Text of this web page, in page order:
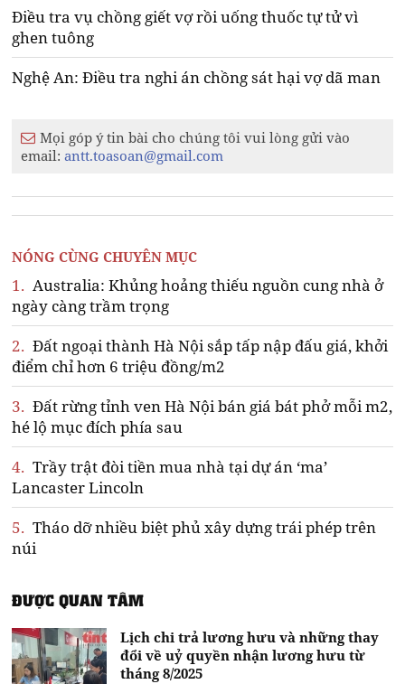
Điều tra vụ chồng giết vợ rồi uống thuốc tự tử vì
ghen tuông
Nghệ An: Điều tra nghi án chồng sát hại vợ dã man
Mọi góp ý tin bài cho chúng tôi vui lòng gửi vào
email:antt.toasoan@gmail.com
NÓNG CÙNG CHUYÊN MỤC
1. Australia: Khủng hoảng thiếu nguồn cung nhà ở
ngày càng trầm trọng
2. Đất ngoại thành Hà Nội sắp tấp nập đấu giá, khởi
điểm chỉ hơn 6 triệu đồng/m2
3. Đất rừng tỉnh ven Hà Nội bán giá bát phở mỗi m2,
hé lộ mục đích phía sau
4. Trầy trật đòi tiền mua nhà tại dự án ‘ma’
Lancaster Lincoln
5. Tháo dỡ nhiều biệt phủ xây dựng trái phép trên
núi
ĐƯỢC QUAN TÂM
Lịch chi trả lương hưu và những thay
đổi về uỷ quyền nhận lương hưu từ
tháng 8/2025